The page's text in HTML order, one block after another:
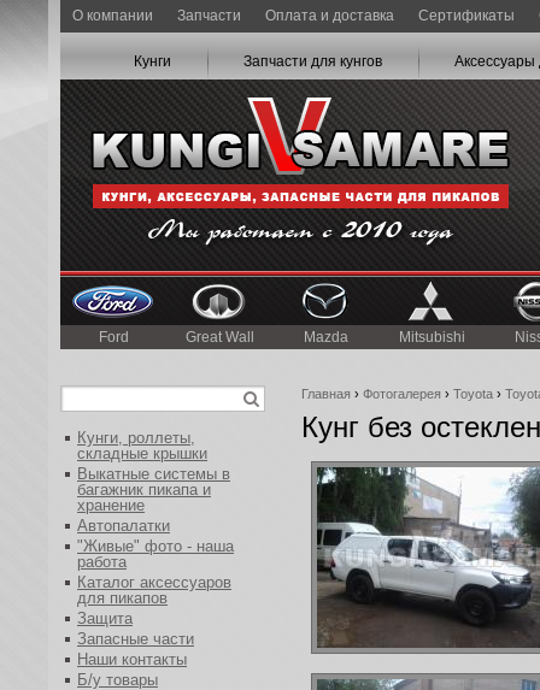
О компании Запчасти Оплата и доставка Сертификаты
Кунги Запчасти для кунгов Аксессуары
Ford Great Wall Mazda Mitsubishi
Главная › Фотогалерея › Toyota ›
Кунг без
Кунги, роллеты,
складные крышки
Выкатные системы в
багажник пикапа и
хранение
Автопалатки
"Живые" фото - наша
работа
Каталог аксессуаров
для пикапов
Защита
Запасные части
Наши контакты
Б/у товары